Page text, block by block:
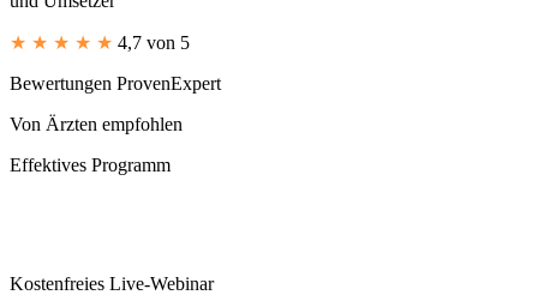
★ ★ ★ ★ ★ 4,7 von 5
Bewertungen ProvenExpert
Von Ärzten empfohlen
Effektives Programm
Kostenfreies Live-Webinar